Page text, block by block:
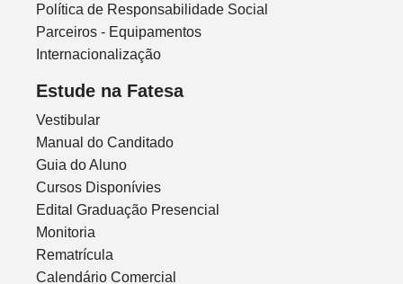
Política de Responsabilidade Social
Parceiros - Equipamentos
Internacionalização
Estude na Fatesa
Vestibular
Manual do Canditado
Guia do Aluno
Cursos Disponívies
Edital Graduação Presencial
Monitoria
Rematrícula
Calendário Comercial